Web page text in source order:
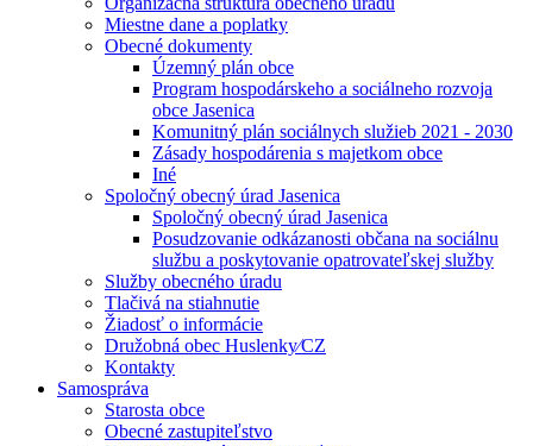
Miestne dane a poplatky
Obecné dokumenty
Územný plán obce
Program hospodárskeho a sociálneho rozvoja
obce Jasenica
Komunitný plán sociálnych služieb 2021 - 2030
Zásady hospodárenia s majetkom obce
Iné
Spoločný obecný úrad Jasenica
Spoločný obecný úrad Jasenica
Posudzovanie odkázanosti občana na sociálnu
službu a poskytovanie opatrovateľskej služby
Služby obecného úradu
Tlačivá na stiahnutie
Žiadosť o informácie
Družobná obec Huslenky⁄CZ
Kontakty
Samospráva
Starosta obce
Obecné zastupiteľstvo